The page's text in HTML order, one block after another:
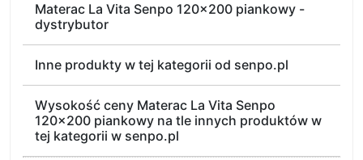
Materac La Vita Senpo 120x200 piankowy -
dystrybutor
Inne produkty w tej kategorii od senpo.pl
Wysokość ceny Materac La Vita Senpo
120x200 piankowy na tle innych produktów w
tej kategorii w senpo.pl